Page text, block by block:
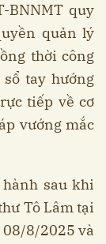
BNNMT quy
quản lý
thời công
tay hướng
tiếp về cơ
vướng mắc
sau khi
Tô Lâm tại
08/8/2025 và